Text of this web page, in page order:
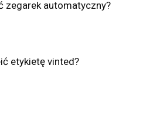
zegarek automatyczny?
etykietę vinted?